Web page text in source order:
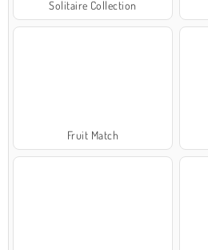
Solitaire Collection
Fruit Match